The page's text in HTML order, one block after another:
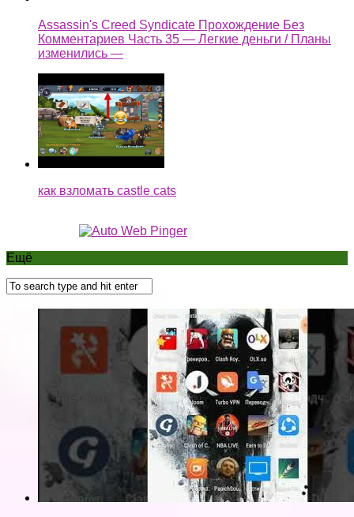
Assassin's Creed Syndicate Прохождение Без
Комментариев Часть 35 — Легкие деньги / Планы
изменились —
как взломать castle cats
Ещё